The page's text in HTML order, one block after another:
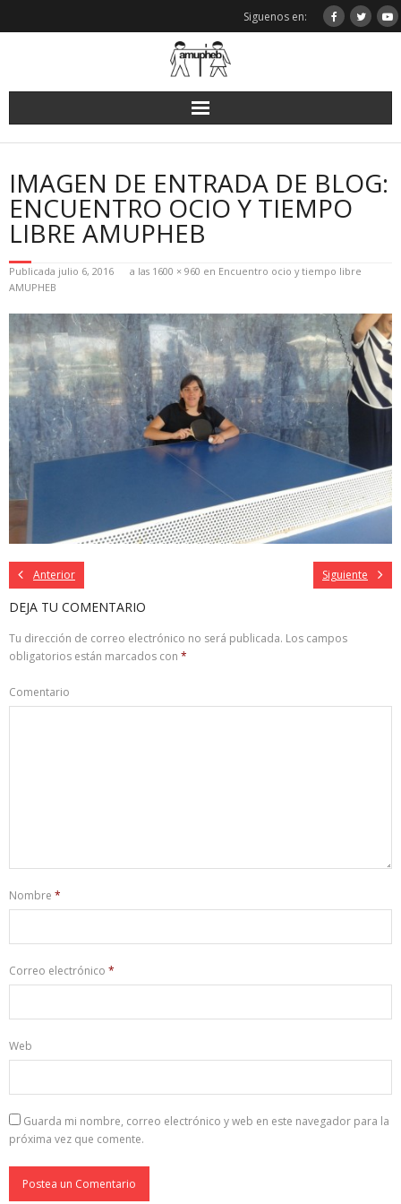
Siguenos en:
IMAGEN DE ENTRADA DE BLOG:
ENCUENTRO OCIO Y TIEMPO
LIBRE AMUPHEB
Publicada julio 6, 2016 a las 1600 × 960 en Encuentro ocio y tiempo libre
AMUPHEB
Anterior Siguiente
DEJA TU COMENTARIO
Tu dirección de correo electrónico no será publicada. Los campos
obligatorios están marcados con *
Comentario
Nombre *
Correo electrónico *
Web
Guarda mi nombre, correo electrónico y web en este navegador para la
próxima vez que comente.